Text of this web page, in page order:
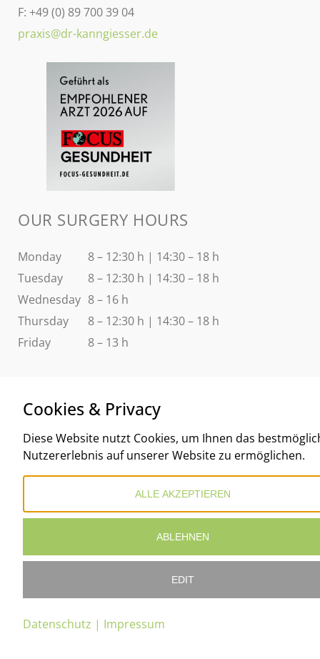
F: +49 (0) 89 700 39 04
praxis@dr-kanngiesser.de
OUR SURGERY HOURS
Monday
8 – 12:30 h | 14:30 – 18 h
Tuesday
8 – 12:30 h | 14:30 – 18 h
Wednesday 8 – 16 h
Thursday
8 – 12:30 h | 14:30 – 18 h
Friday
8 – 13 h
© 2026 DR. SABINE KANNGIESSER
LEGAL DISCLOSURE
Cookies & Privacy
Diese Website nutzt Cookies, um Ihnen das
Nutzererlebnis auf unserer Website zu ermöglichen.
ALLE AKZEPTIEREN
ABLEHNEN
EDIT
Datenschutz | Impressum